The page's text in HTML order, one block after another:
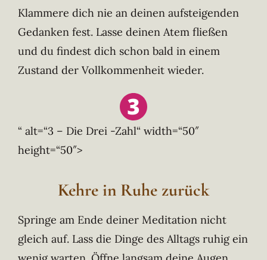
Klammere dich nie an deinen aufsteigenden
Gedanken fest. Lasse deinen Atem fließen
und du findest dich schon bald in einem
Zustand der Vollkommenheit wieder.
“ alt=“3 – Die Drei -Zahl“ width=“50″
height=“50″>
Kehre in Ruhe zurück
Springe am Ende deiner Meditation nicht
gleich auf. Lass die Dinge des Alltags ruhig ein